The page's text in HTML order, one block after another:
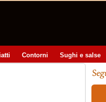
Contorni Sughi e salse